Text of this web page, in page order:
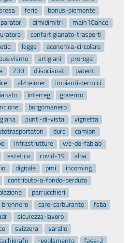
ferie
bonus-piemonte
dimidimitri
main10ance
confartigianato-trasporti
legge
economia-circolare
artigiani
proroga
730 diisocianati
patenti
ice alzheimer
impianti-termici
interreg
governo
borgomanero
punti-di-vista
vignetta
durc
camion
infrastrutture
we-do-fablab
estetica covid-19
alpa
digitale pmi
incoming
contributo-a-fondo-perduto
parrucchieri
brennero caro-carburante
fsba
sicurezza-lavoro
svizzera
varallo
regolamento
fase-2